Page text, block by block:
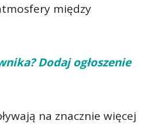
między
Dodaj ogłoszenie
na znacznie więcej